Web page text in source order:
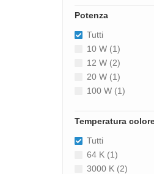
Potenza
Tutti
10 W (1)
12 W (2)
20 W (1)
100 W (1)
Temperatura
Tutti
64 K (1)
3000 K (2)